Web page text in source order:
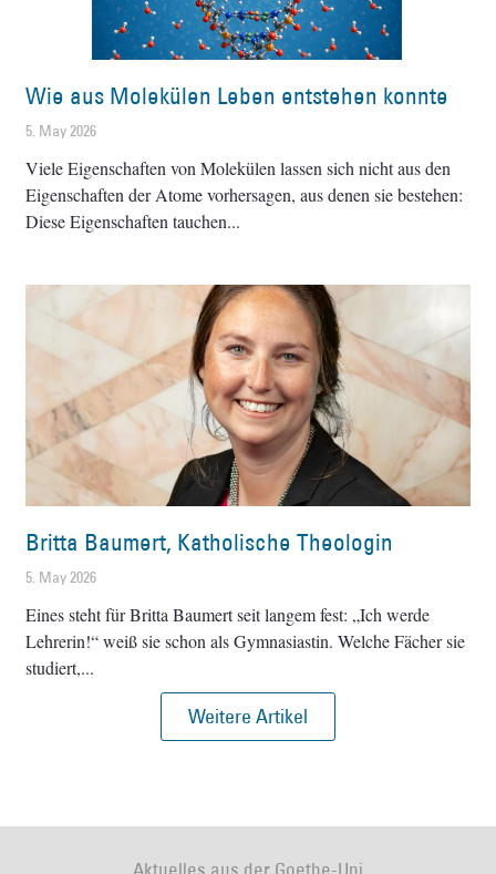
Wie aus Molekülen Leben entstehen konnte
5. May 2026
Viele Eigenschaften von Molekülen lassen sich nicht aus den
Eigenschaften der Atome vorhersagen, aus denen sie bestehen:
Diese Eigenschaften tauchen
Britta Baumert, Katholische Theologin
5. May 2026
Eines steht für Britta Baumert seit langem fest: „Ich werde
Lehrerin!“ weiß sie schon als Gymnasiastin. Welche Fächer sie
studiert,
Weitere Artikel